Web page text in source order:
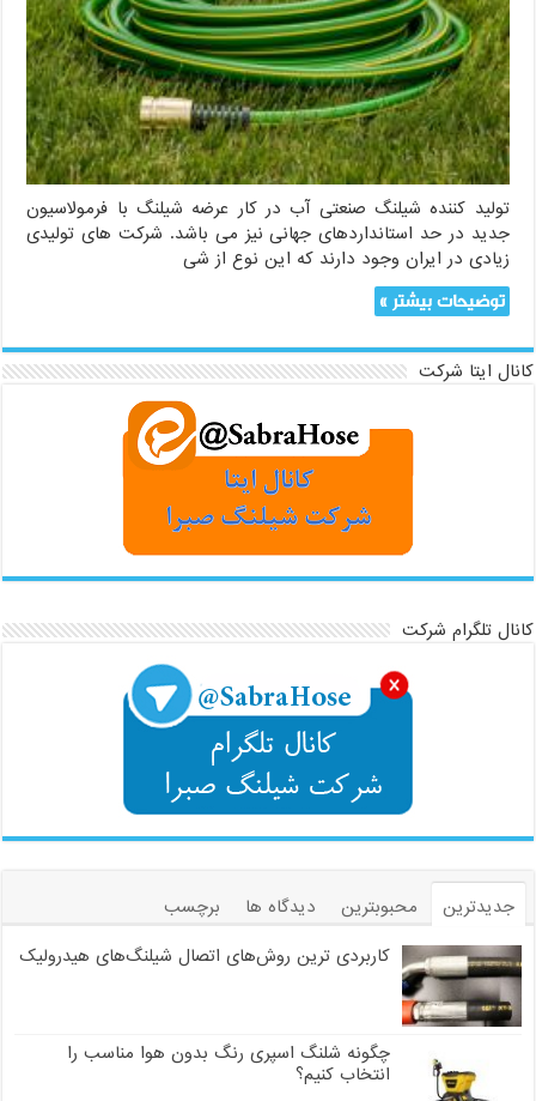
تولید کننده شیلنگ صنعتی آب در کار عرضه شیلنگ با فرمولاسیون
جدید در حد استانداردهای جهانی نیز می باشد. شرکت های تولیدی
زیادی در ایران وجود دارند که این نوع از شی
توضیحات بیشتر »
کانال ایتا شرکت
کانال تلگرام شرکت
جدیدترین محبوبترین دیدگاه ها
برچسب
کاربردی ترین روش‌های اتصال شیلنگ‌های هیدرولیک
چگونه شلنگ اسپری رنگ بدون هوا مناسب را
انتخاب کنیم؟